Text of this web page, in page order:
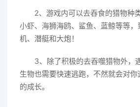
2、游戏内可以去吞食的猎物种
小虾、海狮海鸥、鲨鱼、蓝鲸等等
机、潜艇和大炮！
3、除了积极的去吞噬猎物外，
生物也需要快速逃跑，不然就会对
的成长。